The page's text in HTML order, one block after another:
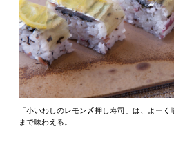
「小いわしのレモン〆押し寿司」は、よー
まで味わえる。